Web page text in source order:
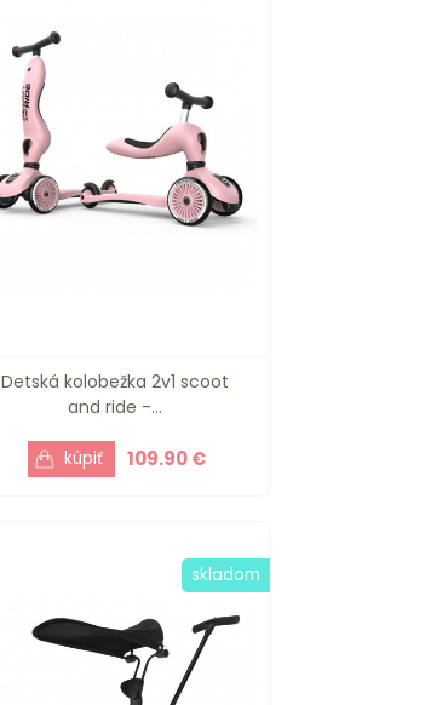
Detská kolobežka 2v1 scoot
and ride -...
109.90 €
skladom